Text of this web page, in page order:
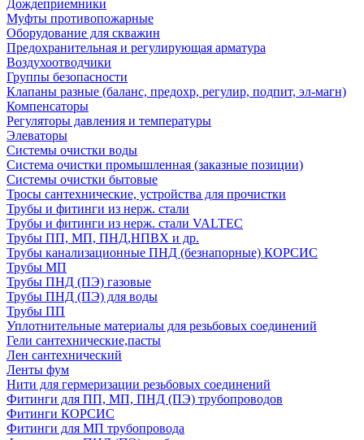
Дождеприемники
Муфты противопожарные
Оборудование для скважин
Предохранительная и регулирующая арматура
Воздухоотводчики
Группы безопасности
Клапаны разные (баланс, предохр, регулир, подпит, эл-магн)
Компенсаторы
Регуляторы давления и температуры
Элеваторы
Системы очистки воды
Система очистки промышленная (заказные позиции)
Системы очистки бытовые
Тросы сантехнические, устройства для прочистки
Трубы и фитинги из нерж. стали
Трубы и фитинги из нерж. стали VALTEC
Трубы ПП, МП, ПНД,НПВХ и др.
Трубы канализационные ПНД (безнапорные) КОРСИС
Трубы МП
Трубы ПНД (ПЭ) газовые
Трубы ПНД (ПЭ) для воды
Трубы ПП
Уплотнительные материалы для резьбовых соединений
Гели сантехнические,пасты
Лен сантехнический
Ленты фум
Нити для гермеризации резьбовых соединений
Фитинги для ПП, МП, ПНД (ПЭ) трубопроводов
Фитинги КОРСИС
Фитинги для МП трубопровода